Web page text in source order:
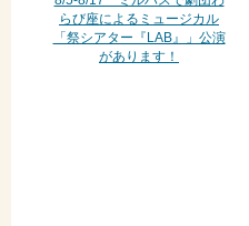
らび座によるミュージカル
「祭シアター『LAB』」公演
があります！